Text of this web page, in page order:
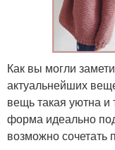
Как вы могли
актуальнейших
вещь такая уютна и
форма идеально
возможно сочетать